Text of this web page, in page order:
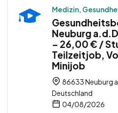
Medizin,
Neuburg
– 26,00 € /
Teilzeitjob,
Minijob
86633 Neuburg
Deutschland
04/08/2026